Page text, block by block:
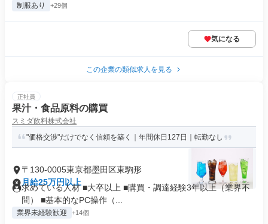
制服あり +29個
気になる
この企業の類似求人を見る
正社員
果汁・食品原料の購買
スミダ飲料株式会社
"価格交渉"だけでなく信頼を築く｜年間休日127日｜転勤なし
〒130-0005東京都墨田区東駒形
月給25万円以上
求めている人材 ■大卒以上 ■購買・調達経験3年以上（業界不
問） ■基本的なPC操作（...
業界未経験歓迎 +14個